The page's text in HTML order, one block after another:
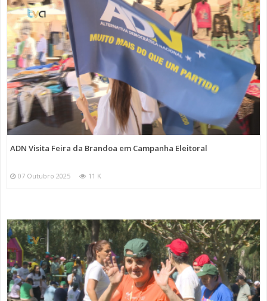
ADN Visita Feira da Brandoa em Campanha Eleitoral
07 Outubro 2025 11 K